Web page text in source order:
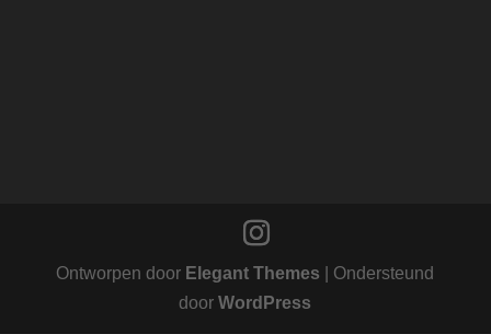
Ontworpen door Elegant Themes | Ondersteund
doorWordPress